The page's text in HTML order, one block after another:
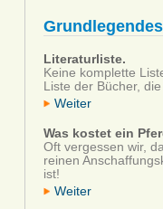
Grundlegendes
Literaturliste.
Keine komplette
Liste der Bücher,
Weiter
Was kostet ein
Oft vergessen wir,
reinen
ist!
Weiter